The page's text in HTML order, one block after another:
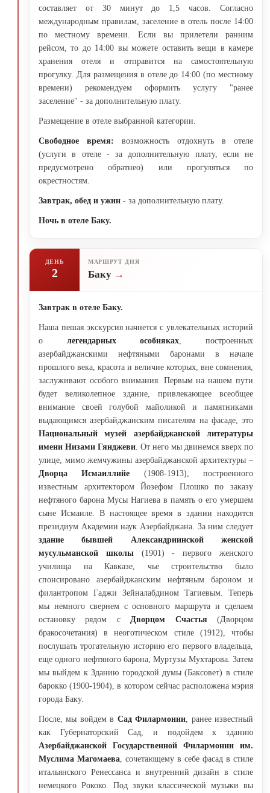
составляет от 30 минут до 1,5 часов. Согласно
международным правилам, заселение в отель после 14:00
по местному времени. Если вы прилетели ранним
рейсом, то до 14:00 вы можете оставить вещи в камере
хранения отеля и отправится на самостоятельную
прогулку. Для размещения в отеле до 14:00 (по местному
времени) рекомендуем оформить услугу "ранее
заселение" - за дополнительную плату.
Размещение в отеле выбранной категории.
Свободное время: возможность отдохнуть в отеле
(услуги в отеле - за дополнительную плату, если не
предусмотрено обратнео) или прогуляться по
окрестностям.
Завтрак, обед и ужин - за дополнительную плату.
Ночь в отеле Баку.
ДЕНЬ
2
МАРШРУТ ДНЯ
Баку
Завтрак в отеле Баку.
Наша пешая экскурсия начнется с увлекательных историй
о легендарных особняках , построенных
азербайджанскими нефтяными баронами в начале
прошлого века, красота и величие которых, вне сомнения,
заслуживают особого внимания. Первым на нашем пути
будет великолепное здание, привлекающее всеобщее
внимание своей голубой майоликой и памятниками
выдающимся азербайджанским писателям на фасаде, это
Национальный музей азербайджанской литературы
имени Низами Гянджеви . От него мы двинемся вверх по
улице, мимо жемчужины азербайджанской архитектуры –
Дворца Исмаиллийе (1908-1913), построенного
известным архитектором Йозефом Плошко по заказу
нефтяного барона Мусы Нагиева в память о его умершем
сыне Исмаиле. В настоящее время в здании находится
президиум Академии наук Азербайджана. За ним следует
здание бывшей Александриинской женской
мусульманской школы(1901) - первого женского
училища на Кавказе, чье строительство было
спонсировано азербайджанским нефтяным бароном и
филантропом Гаджи Зейналабдином Тагиевым. Теперь
мы немного свернем с основного маршрута и сделаем
остановку рядом с Дворцом Счастья (Дворцом
бракосочетания) в неоготическом стиле (1912), чтобы
послушать трогательную историю его первого владельца,
еще одного нефтяного барона, Муртузы Мухтарова. Затем
мы выйдем к Зданию городской думы (Баксовет) в стиле
барокко (1900-1904), в котором сейчас расположена мэрия
города Баку.
После, мы войдем в Сад Филармонии , ранее известный
как Губернаторский Сад, и подойдем к зданию
Азербайджанской Государственной Филармонии им.
Муслима Магомаева , сочетающему в себе фасад в стиле
итальянского Ренессанса и внутренний дизайн в стиле
немецкого Рококо. Под звуки классической музыки вы